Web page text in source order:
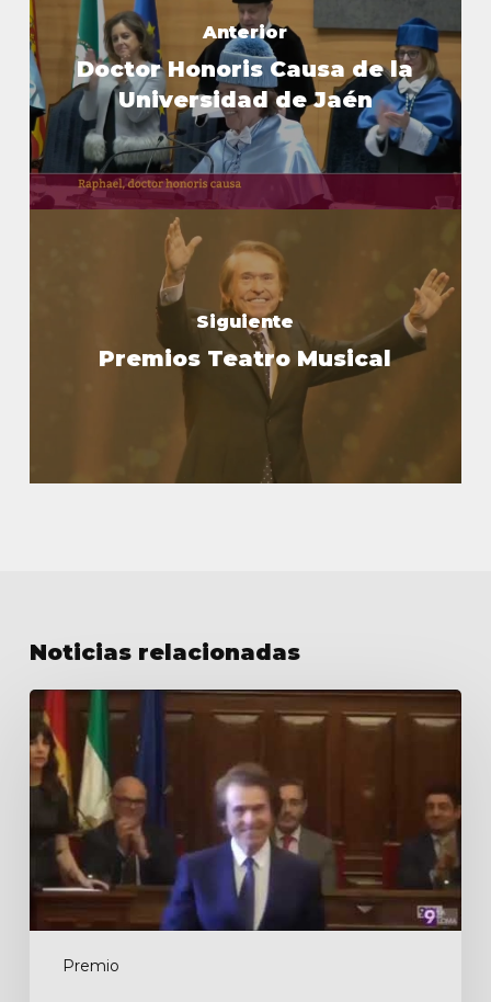
Anterior
Doctor Honoris Causa de la
Universidad de Jaén
Siguiente
Premios Teatro Musical
Noticias relacionadas
Premio
Premios
de
la
Provincia
Jaén